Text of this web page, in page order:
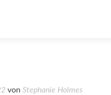
von Stephanie Holmes